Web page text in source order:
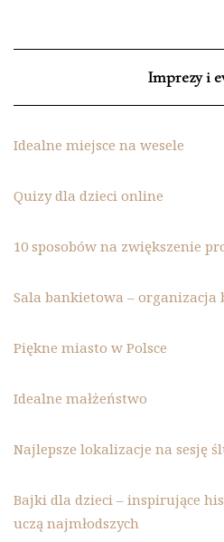
Imprezy i
Idealne miejsce na wesele
Quizy dla dzieci online
10 sposobów na zwiększenie
Sala bankietowa –
Piękne miasto w Polsce
Idealne małżeństwo
Najlepsze lokalizacje na sesję
Bajki dla dzieci – inspirujące
uczą najmłodszych